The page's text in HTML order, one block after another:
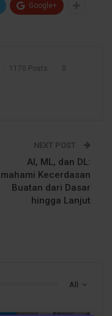
Google+
1170 Posts 0
NEXT POST
AI, ML, dan DL:
Kecerdasan
Buatan dari Dasar
hingga Lanjut
All